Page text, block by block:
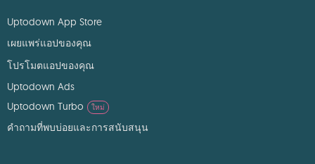
Uptodown App Store
เผยแพร่แอปของคุณ
โปรโมตแอปของคุณ
Uptodown Ads
Uptodown Turbo
ใหม่
คำถามที่พบบ่อยและการสนับสนุน